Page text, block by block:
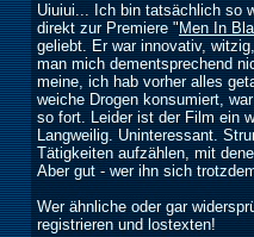
Uiuiui... Ich bin tatsächlich so
direkt zur Premiere "Men In
geliebt. Er war innovativ,
man mich dementsprechend
meine, ich hab vorher alles
weiche Drogen konsumiert,
so fort. Leider ist der Film ein
Langweilig. Uninteressant.
Tätigkeiten aufzählen, mit
Aber gut - wer ihn sich
Wer ähnliche oder gar
registrieren und lostexten!